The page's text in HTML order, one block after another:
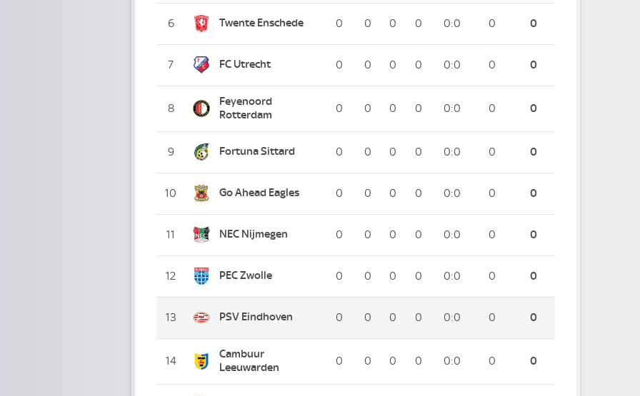
6 Twente Enschede 0 0 0 0 0:0 0 0
7 FC Utrecht 0 0 0 0 0:0 0 0
8
Feyenoord
Rotterdam
0 0 0 0 0:0 0 0
9 Fortuna Sittard 0 0 0 0 0:0 0 0
10 Go Ahead Eagles 0 0 0 0 0:0 0 0
11 NEC Nijmegen 0 0 0 0 0:0 0 0
12 PEC Zwolle 0 0 0 0 0:0 0 0
13 PSV Eindhoven 0 0 0 0 0:0 0 0
14
Cambuur
Leeuwarden
0 0 0 0 0:0 0 0